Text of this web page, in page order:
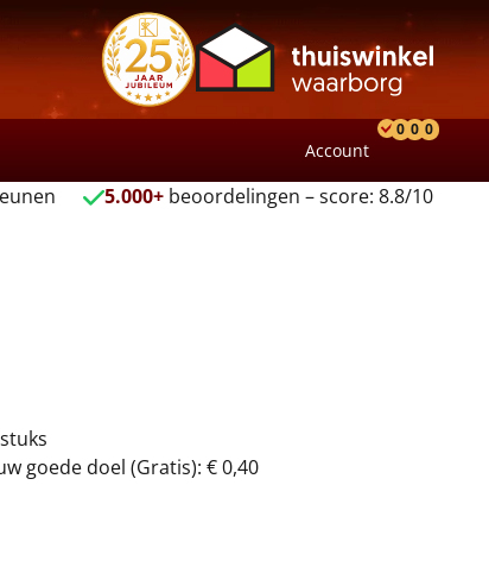
Account
0 0 0
5.000+ beoordelingen – score: 8.8/10
goede doel (Gratis): € 0,40